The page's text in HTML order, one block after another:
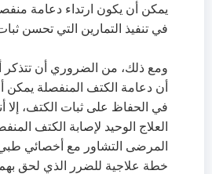
يمكن أن يكون ارتداء دعامة
في تنفيذ التمارين التي تحسن
ومع ذلك، من الضروري أن تتذكر
أن دعامة الكتف المنفصلة يمكن
في الحفاظ على ثبات الكتف، إلا
العلاج الوحيد لإصابة الكتف
المرضى التشاور مع أخصائي
خطة علاجية للضرر الذي لحق